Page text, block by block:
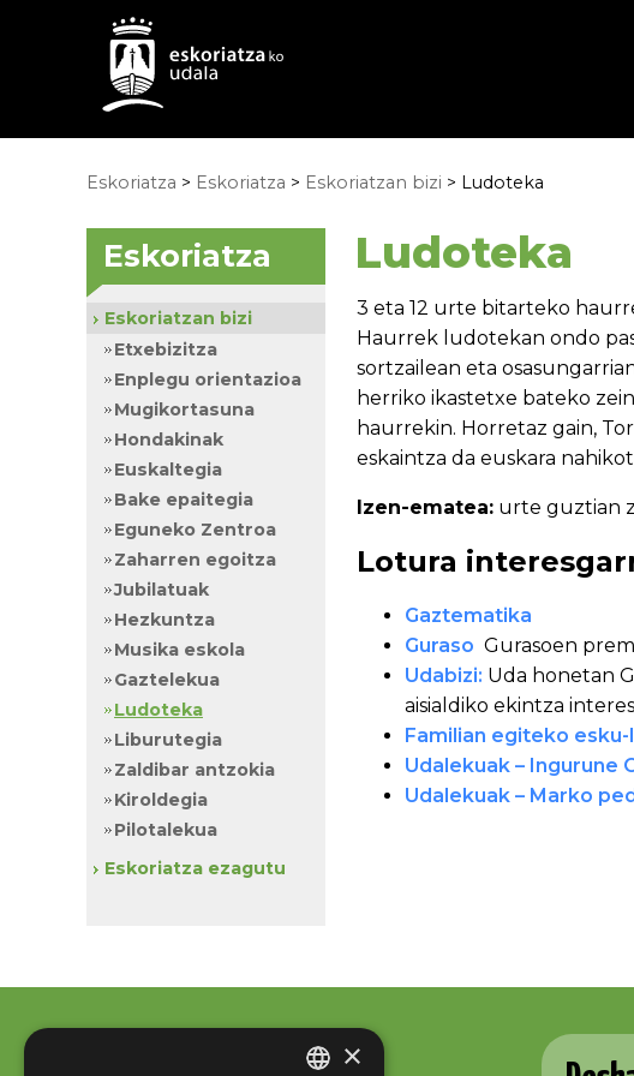
Eskoriatza > Eskoriatza > Eskoriatzan bizi > Ludoteka
Ludoteka
3 eta 12 urte bitarteko
Haurrek ludotekan ondo
sortzailean eta
herriko ikastetxe bateko
haurrekin. Horretaz gain,
eskaintza da euskara
Izen-ematea: urte guztian
Lotura
Gaztematika
Guraso Gurasoen
Udabizi: Uda honetan
aisialdiko ekintza
Familian egiteko esku-
Udalekuak – Ingurune
Udalekuak – Marko
Eskoriatza
Eskoriatzan bizi
Etxebizitza
Enplegu orientazioa
Mugikortasuna
Hondakinak
Euskaltegia
Bake epaitegia
Eguneko Zentroa
Zaharren egoitza
Jubilatuak
Hezkuntza
Musika eskola
Gaztelekua
Ludoteka
Liburutegia
Zaldibar antzokia
Kiroldegia
Pilotalekua
Eskoriatza ezagutu
×